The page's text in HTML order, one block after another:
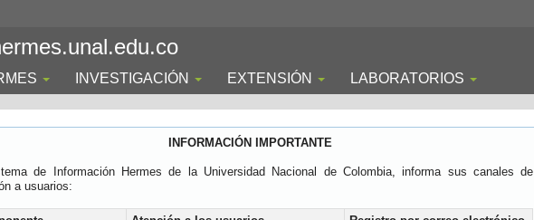
INVESTIGACIÓN EXTENSIÓN LABORATORIOS
INFORMACIÓN IMPORTANTE
de Información Hermes de la Universidad Nacional de Colombia, informa sus canales de
a usuarios: